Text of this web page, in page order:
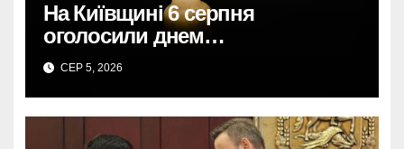
На Київщині 6 серпня
оголосили днем
жалобиКиївщина в жалобі: 6
серпня – день скорботи за
загиблими.
СЕР 5, 2026